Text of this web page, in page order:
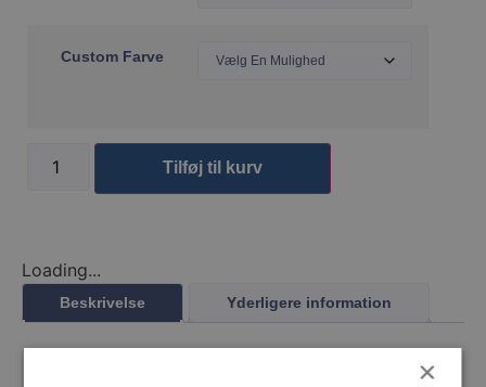
Custom Farve
Tilføj til kurv
Loading...
Beskrivelse Yderligere information
×